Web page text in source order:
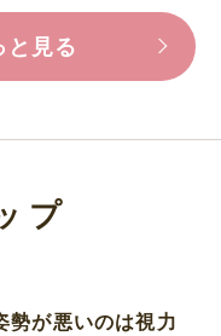
見る
プ
勢が悪いのは視力